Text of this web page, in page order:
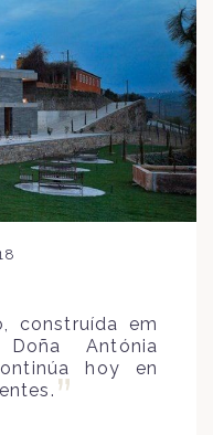
construída em
Antónia
hoy en